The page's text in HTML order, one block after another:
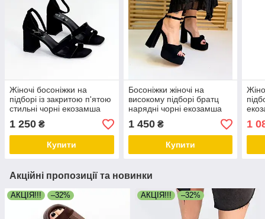
Жіночі босоніжки на
підборі із закритою п'ятою
стильні чорні екозамша
1 250 ₴
Купити
Босоніжки жіночі на
високому підборі братц
нарядні чорні екозамша
1 450₴
Купити
1
Акційні пропозиції та новинки
АКЦІЯ!!! –32% АКЦІЯ!!! –32%